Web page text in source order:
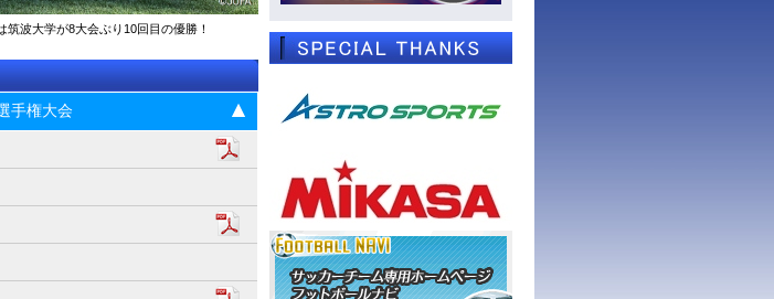
波大学が8大会ぶり10回目の優勝！
⼿権⼤会